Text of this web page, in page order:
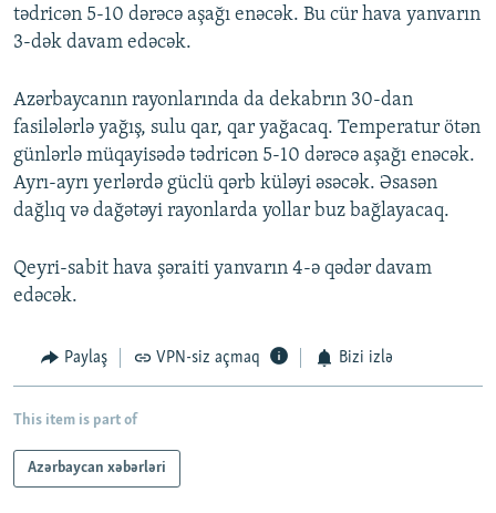
tədricən 5-10 dərəcə aşağı enəcək. Bu cür hava yanvarın
3-dək davam edəcək.
Azərbaycanın rayonlarında da dekabrın 30-dan
fasilələrlə yağış, sulu qar, qar yağacaq. Temperatur ötən
günlərlə müqayisədə tədricən 5-10 dərəcə aşağı enəcək.
Ayrı-ayrı yerlərdə güclü qərb küləyi əsəcək. Əsasən
dağlıq və dağətəyi rayonlarda yollar buz bağlayacaq.
Qeyri-sabit hava şəraiti yanvarın 4-ə qədər davam
edəcək.
Paylaş VPN-siz açmaq Bizi izlə
This item is part of
Azərbaycan xəbərləri